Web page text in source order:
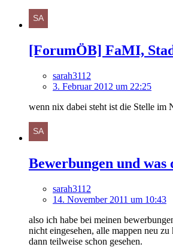
[ForumÖB] FaMI,
sarah3112
3. Februar 2012 um 22:25
wenn nix dabei steht ist die Stelle im
Bewerbungen und was
sarah3112
14. November 2011 um 10:43
also ich habe bei meinen
nicht eingesehen, alle mappen neu
dann teilweise schon gesehen.